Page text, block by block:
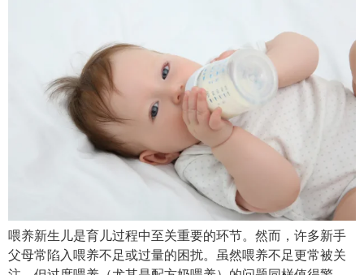
喂养新生儿是育儿过程中至关重要的环节。然而，许多新手
父母常陷入喂养不足或过量的困扰。虽然喂养不足更常被关